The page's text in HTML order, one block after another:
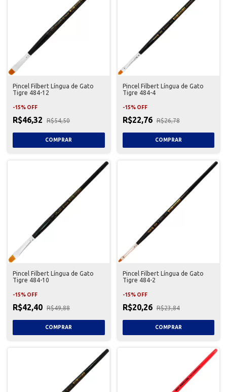
Pincel Filbert Língua de Gato
Tigre 484-12
-15% OFF
R$46,32 R$54,50
Pincel Filbert Língua de Gato
Tigre 484-4
-15% OFF
R$22,76 R$26,78
Pincel Filbert Língua de Gato
Tigre 484-10
-15% OFF
R$42,40 R$49,88
Pincel Filbert Língua de Gato
Tigre 484-2
-15% OFF
R$20,26 R$23,84